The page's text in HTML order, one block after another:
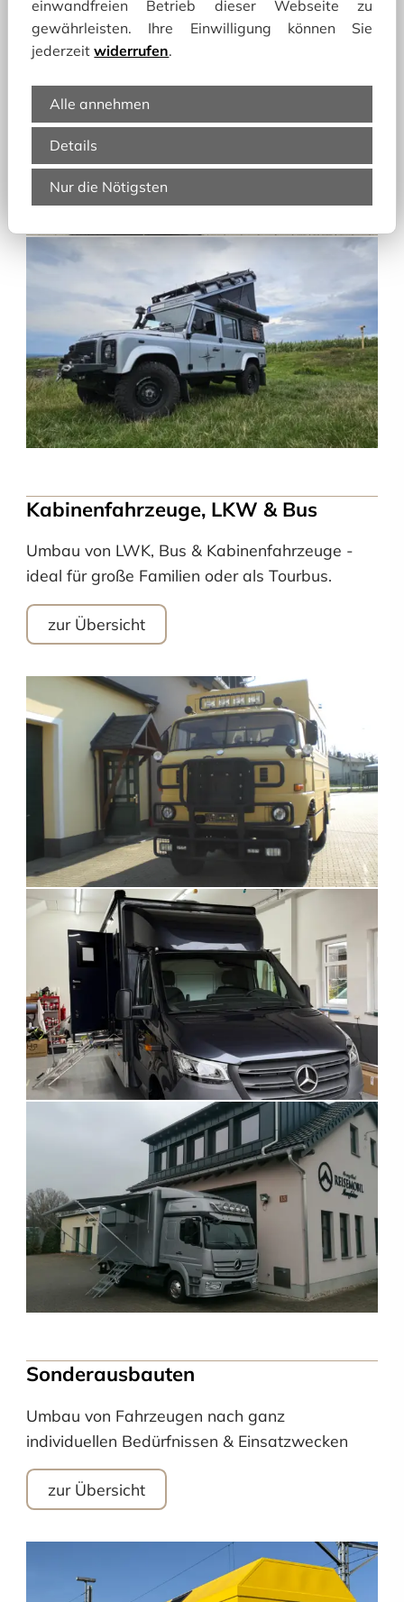
Kabinenfahrzeuge, LKW & Bus
Umbau von LWK, Bus & Kabinenfahrzeuge -
ideal für große Familien oder als Tourbus.
zur Übersicht
Sonderausbauten
Umbau von Fahrzeugen nach ganz
individuellen Bedürfnissen & Einsatzwecken
zur Übersicht
einwandfreien Betrieb dieser Webseite zu
gewährleisten. Ihre Einwilligung können Sie
jederzeitwiderrufen.
Alle annehmen
Details
Nur die Nötigsten